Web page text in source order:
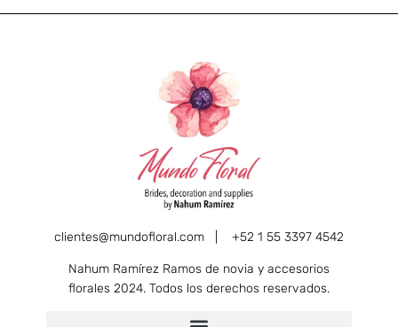
clientes@mundofloral.com | +52 1 55 3397 4542
Nahum Ramírez Ramos de novia y accesorios
florales 2024. Todos los derechos reservados.